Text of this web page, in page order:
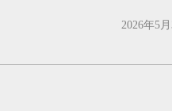
2026年5月